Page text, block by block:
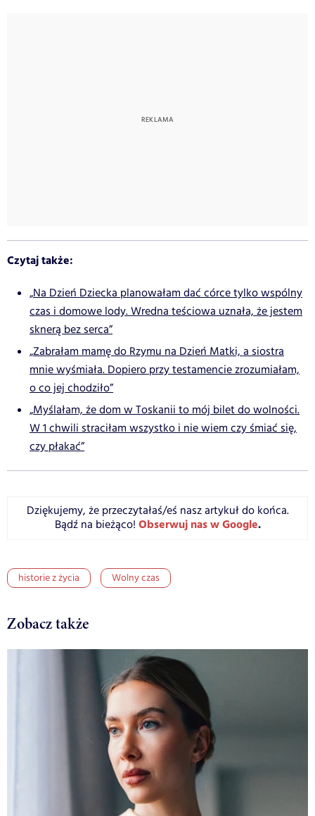
Czytaj także:
„Na Dzień Dziecka planowałam dać córce tylko wspólny
czas i domowe lody. Wredna teściowa uznała, że jestem
sknerą bez serca”
„Zabrałam mamę do Rzymu na Dzień Matki, a siostra
mnie wyśmiała. Dopiero przy testamencie zrozumiałam,
o co jej chodziło”
„Myślałam, że dom w Toskanii to mój bilet do wolności.
W 1 chwili straciłam wszystko i nie wiem czy śmiać się,
czy płakać”
Dziękujemy, że przeczytałaś/eś nasz artykuł do końca.
Bądź na bieżąco! Obserwuj nas w Google.
historie z życia Wolny czas
Zobacz także